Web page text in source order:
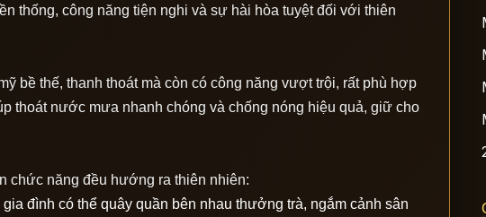
thống, công năng tiện nghi và sự hài hòa tuyệt đối với thiên
bề thế, thanh thoát mà còn có công năng vượt trội, rất phù hợp
thoát nước mưa nhanh chóng và chống nóng hiệu quả, giữ cho
chức năng đều hướng ra thiên nhiên:
đình có thể quây quần bên nhau thưởng trà, ngắm cảnh sân